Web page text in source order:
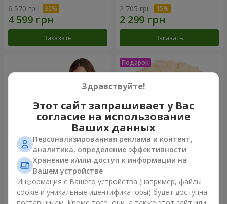
6 570 грн
Заказать
2 705 грн
Заказать
151 красная роза
14 835 грн
Букет "Очей очарованье"
3 699 грн
Здравствуйте!
Этот сайт запрашивает у Вас
согласие на использование
Ваших данных
Персонализированная реклама и контент,
аналитика, определение эффективности
Хранение и/или доступ к информации на
Вашем устройстве
Информация с Вашего устройства (например, файлы
cookie и уникальные идентификаторы) будет доступна